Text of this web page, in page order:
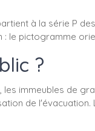
à la série P
le pictogramme
?
immeubles de
de